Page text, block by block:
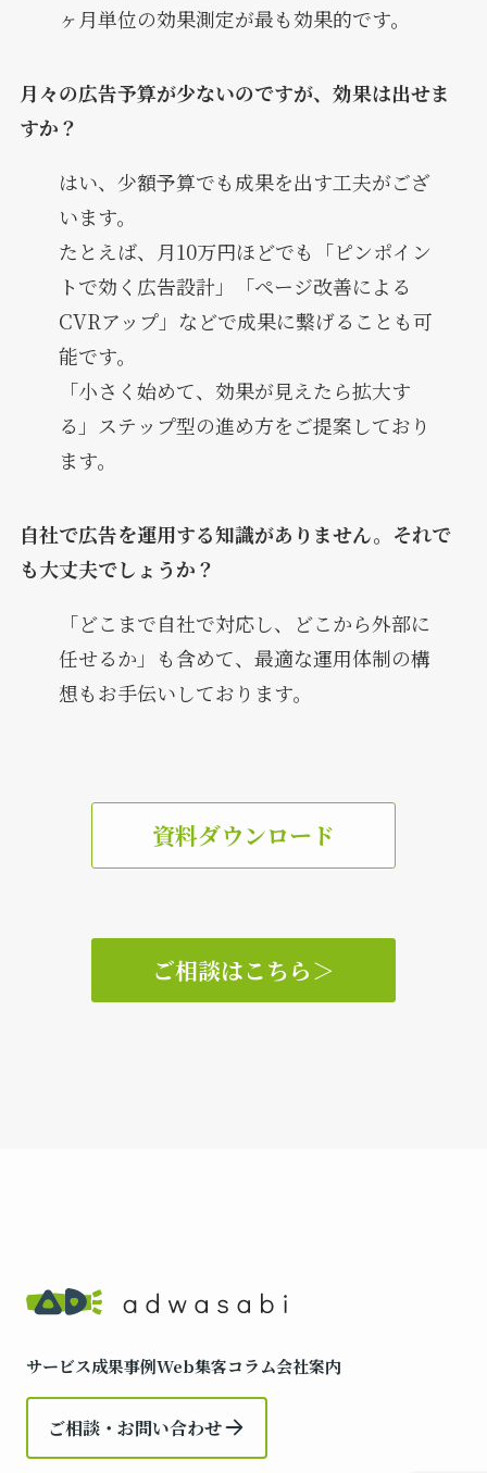
ヶ月単位の効果測定が最も効果的です。
月々の広告予算が少ないのですが、効果は出せま
すか？
はい、少額予算でも成果を出す工夫がござ
います。
たとえば、月10万円ほどでも「ピンポイン
トで効く広告設計」「ページ改善による
CVRアップ」などで成果に繋げることも可
能です。
「小さく始めて、効果が見えたら拡大す
る」ステップ型の進め方をご提案しており
ます。
自社で広告を運用する知識がありません。それで
も大丈夫でしょうか？
「どこまで自社で対応し、どこから外部に
任せるか」も含めて、最適な運用体制の構
想もお手伝いしております。
資料ダウンロード
ご相談はこちら＞
サービス成果事例Web集客コラム会社案内
ご相談・お問い合わせ